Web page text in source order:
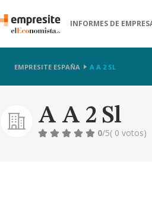
INFORMES DE
EMPRESITE ESPAÑA A A 2 SL
A A 2 Sl
0/5( 0 votos)